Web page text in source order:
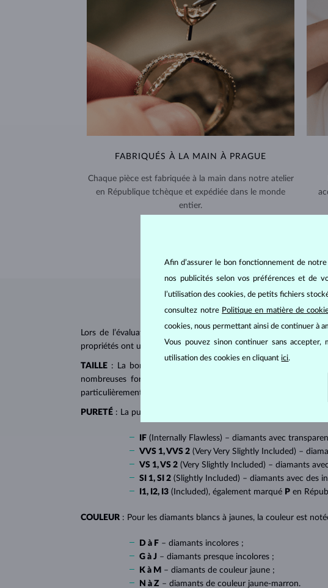
FABRIQUÉS À LA MAIN À PRAGUE
Chaque pièce est fabriquée à la main dans notre atelier
en République tchèque et expédiée dans le monde
entier.
Lors de l’évaluation et de la certification des , on
propriétés ont un impact majeur sur le prix d’un diamant.
TAILLE : La bonne taille donne au diamant son éclat brillant.
nombreuses formes dites fantaisies, telles que la marquise,
particulièrement populaire sur
PURETÉ : La pureté de diamant est déterminée par la quantité,
IF (Internally Flawless) – diamants avec
VVS 1, VVS 2 (Very Very Slightly Included) –
VS 1, VS 2 (Very Slightly Included) – diamants
SI 1, SI 2 (Slightly Included) – diamants avec des
I1, I2, I3 (Included), également marqué P en
COULEUR : Pour les diamants blancs à jaunes, la couleur est
D à F – diamants incolores ;
G à J – diamants presque incolores ;
K à M – diamants de couleur jaune ;
N à Z – diamants de couleur jaune-marron.
Afin d’assurer le bon fonctionnement de
nos publicités selon vos préférences et de
l’utilisation des cookies, de petits fichiers
consultez notre Politique en matière de
cookies, nous permettant ainsi de continuer à
Vous pouvez sinon continuer sans
utilisation des cookies en cliquantici.